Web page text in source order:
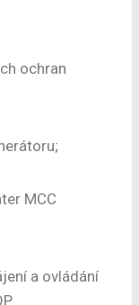
ochran
MCC
a ovládání